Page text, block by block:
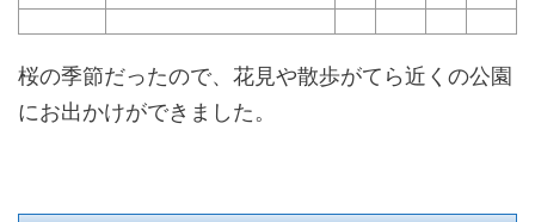
桜の季節だったので、花見や散歩がてら近くの公園
にお出かけができました。